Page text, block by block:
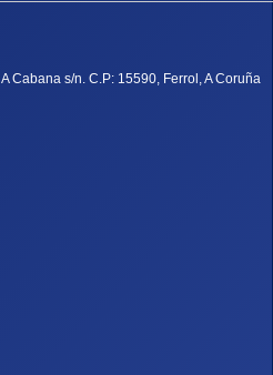
Cabana s/n. C.P: 15590, Ferrol, A Coruña